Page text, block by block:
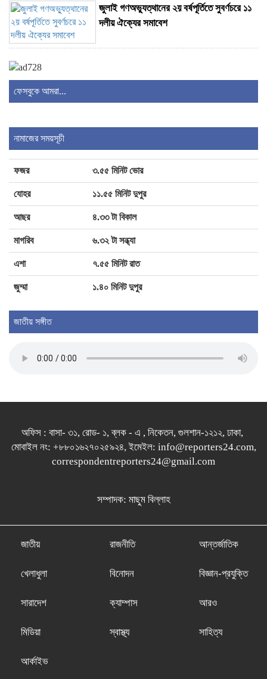
জুলাই গণঅভ্যুত্থানের ২য় বর্ষপূর্তিতে সুবর্ণচরে ১১
দলীয় ঐক্যের সমাবেশ
শ্যামনগরে জামায়াতের গণমিছিল ও সমাবেশ
জুলাই গণঅভ্যুত্থান: চাঁদপুরে ১১ দলীয় ঐক্যের
গণমিছিল
চাঁদপুরে বাস-অটোরিকশা মুখোমুখি সংঘর্ষে প্রাণ গেল
যাত্রীর, আহত ৩
বেনাপোলে গণঅভ্যুত্থানের দ্বিতীয় বর্ষপূর্তি উপলক্ষে
বিএনপির বর্ণাঢ্য র‍্যালি
ফেসবুকে আমরা...
নামাজের সময়সূচী
ফজর ৩.৫৫ মিনিট ভোর
যোহর ১১.৫৫ মিনিট দুপুর
আছর ৪.৩৩ টা বিকাল
মাগরিব ৬.৩২ টা সন্ধ্যা
এশা ৭.৫৫ মিনিট রাত
জুম্মা ১.৪০ মিনিট দুপুর
জাতীয় সঙ্গীত
অফিস : বাসা- ৩১, রোড- ১, ব্লক - এ , নিকেতন, গুলশান-১২১২, ঢাকা,
মোবাইল নং: +৮৮০১৬২৭০২৫৯২৪, ইমেইল: info@reporters24.com,
correspondentreporters24@gmail.com
সম্পাদক: মাছুম বিল্লাহ
জাতীয় রাজনীতি আন্তর্জাতিক
খেলাধুলা বিনোদন বিজ্ঞান-প্রযুক্তি
সারাদেশ ক্যাম্পাস আরও
মিডিয়া স্বাস্থ্য সাহিত্য
আর্কাইভ